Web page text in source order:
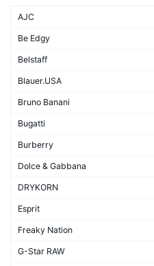
AJC
Be Edgy
Belstaff
Blauer.USA
Bruno Banani
Bugatti
Burberry
Dolce & Gabbana
DRYKORN
Esprit
Freaky Nation
G-Star RAW